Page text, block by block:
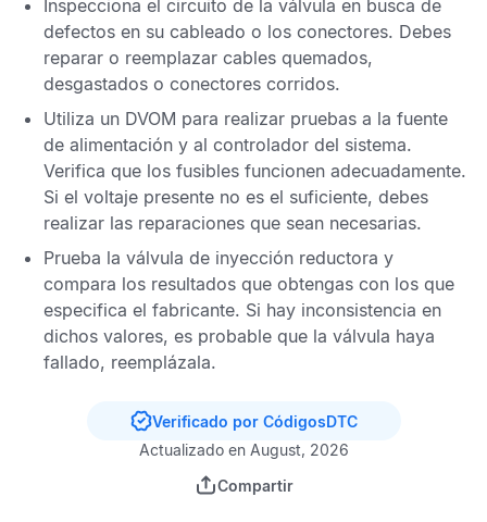
Inspecciona el circuito de la válvula en busca de
defectos en su cableado o los conectores. Debes
reparar o reemplazar cables quemados,
desgastados o conectores corridos.
Utiliza un DVOM para realizar pruebas a la fuente
de alimentación y al controlador del sistema.
Verifica que los fusibles funcionen adecuadamente.
Si el voltaje presente no es el suficiente, debes
realizar las reparaciones que sean necesarias.
Prueba la válvula de inyección reductora y
compara los resultados que obtengas con los que
especifica el fabricante. Si hay inconsistencia en
dichos valores, es probable que la válvula haya
fallado, reemplázala.
Verificado por CódigosDTC
Actualizado en August, 2026
Compartir